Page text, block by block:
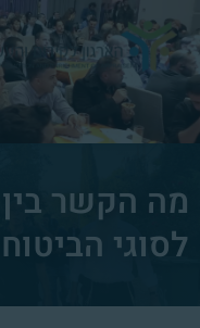
מה הקשר
לסוגי